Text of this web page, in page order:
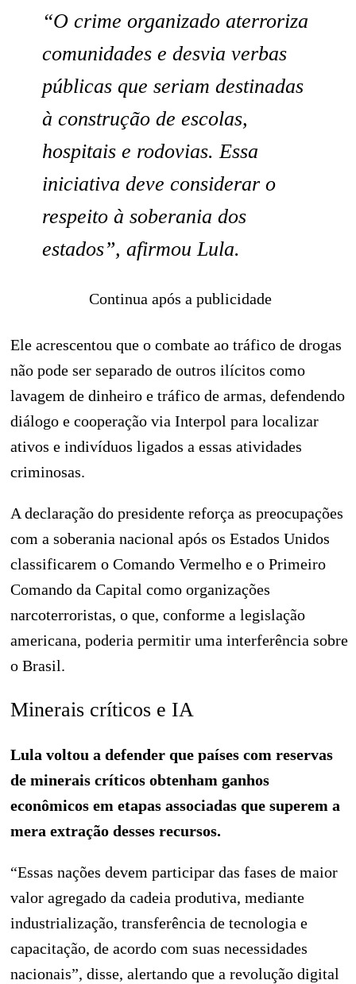
“O crime organizado aterroriza
comunidades e desvia verbas
públicas que seriam destinadas
à construção de escolas,
hospitais e rodovias. Essa
iniciativa deve considerar o
respeito à soberania dos
estados”, afirmou Lula.
Continua após a publicidade
Ele acrescentou que o combate ao tráfico de drogas
não pode ser separado de outros ilícitos como
lavagem de dinheiro e tráfico de armas, defendendo
diálogo e cooperação via Interpol para localizar
ativos e indivíduos ligados a essas atividades
criminosas.
A declaração do presidente reforça as preocupações
com a soberania nacional após os Estados Unidos
classificarem o Comando Vermelho e o Primeiro
Comando da Capital como organizações
narcoterroristas, o que, conforme a legislação
americana, poderia permitir uma interferência sobre
o Brasil.
Minerais críticos e IA
Lula voltou a defender que países com reservas
de minerais críticos obtenham ganhos
econômicos em etapas associadas que superem a
mera extração desses recursos.
“Essas nações devem participar das fases de maior
valor agregado da cadeia produtiva, mediante
industrialização, transferência de tecnologia e
capacitação, de acordo com suas necessidades
nacionais”, disse, alertando que a revolução digital